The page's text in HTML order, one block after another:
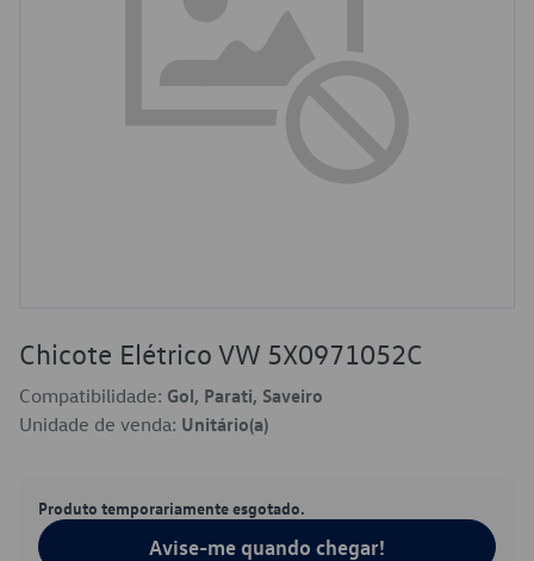
Chicote Elétrico VW 5X0971052C
Compatibilidade: Gol, Parati, Saveiro
Unidade de venda: Unitário(a)
Produto temporariamente esgotado.
Avise-me quando chegar!